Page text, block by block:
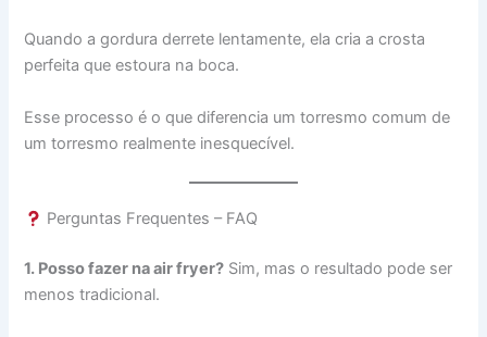
Quando a gordura derrete lentamente, ela cria a crosta
perfeita que estoura na boca.
Esse processo é o que diferencia um torresmo comum de
um torresmo realmente inesquecível.
Perguntas Frequentes – FAQ
1. Posso fazer na air fryer? Sim, mas o resultado pode ser
menos tradicional.